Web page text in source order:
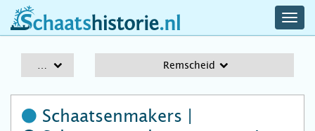
schaatshistorie.nl
Remscheid
Schaatsenmakers |